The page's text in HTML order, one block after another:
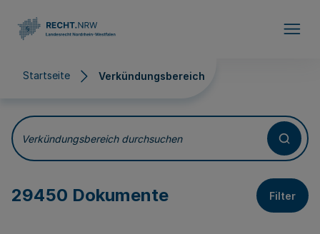
Startseite Verkündungsbereich
Verkündungsbereich
Verkündungsbereich durchsuchen
29450 Dokumente Filter